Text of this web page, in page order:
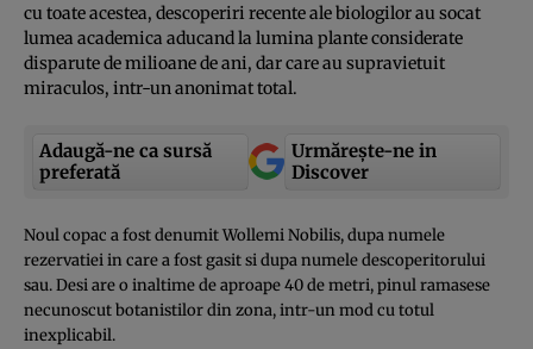
cu toate acestea, descoperiri recente ale biologilor au socat
lumea academica aducand la lumina plante considerate
disparute de milioane de ani, dar care au supravietuit
miraculos, intr-un anonimat total.
Adaugă-ne ca sursă
preferată
Urmărește-ne in
Discover
Noul copac a fost denumit Wollemi Nobilis, dupa numele
rezervatiei in care a fost gasit si dupa numele descoperitorului
sau. Desi are o inaltime de aproape 40 de metri, pinul ramasese
necunoscut botanistilor din zona, intr-un mod cu totul
inexplicabil.